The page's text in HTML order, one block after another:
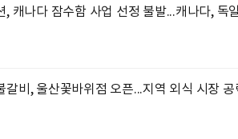
, 캐나다 잠수함 사업 선정 불발...캐나다, 독
갈비, 울산꽃바위점 오픈...지역 외식 시장 공